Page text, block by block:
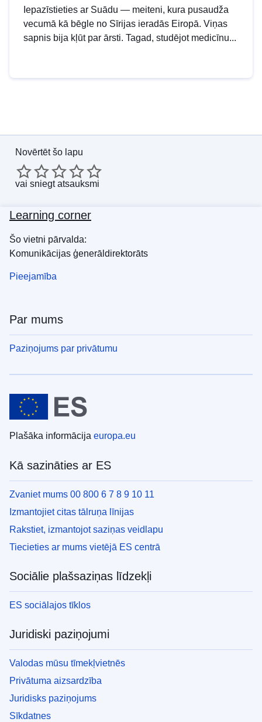
Iepazīstieties ar Suādu — meiteni, kura pusaudža
vecumā kā bēgle no Sīrijas ieradās Eiropā. Viņas
sapnis bija kļūt par ārsti. Tagad, studējot medicīnu...
Novērtēt šo lapu
vai sniegt atsauksmi
Learning corner
Šo vietni pārvalda:
Komunikācijas ģenerāldirektorāts
Pieejamība
Par mums
Paziņojums par privātumu
Plašāka informācija europa.eu
Kā sazināties ar ES
Zvaniet mums 00 800 6 7 8 9 10 11
Izmantojiet citas tālruņa līnijas
Rakstiet, izmantojot saziņas veidlapu
Tiecieties ar mums vietējā ES centrā
Sociālie plašsaziņas līdzekļi
ES sociālajos tīklos
Juridiski paziņojumi
Valodas mūsu tīmekļvietnēs
Privātuma aizsardzība
Juridisks paziņojums
Sīkdatnes